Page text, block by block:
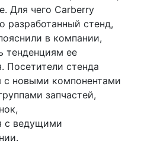
Для чего Carberry
разработанный стенд,
в компании,
тенденциям ее
Посетители стенда
с новыми компонентами
запчастей,
с ведущими